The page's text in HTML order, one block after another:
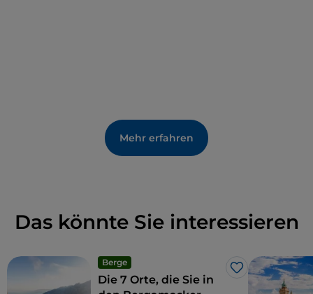
Mehr erfahren
Das könnte Sie interessieren
Berge
Like
Die 7 Orte, die Sie in